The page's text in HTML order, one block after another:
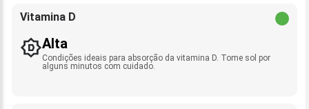
Vitamina D
Alta
Condições ideais para absorção da vitamina D. Tome sol por
alguns minutos com cuidado.